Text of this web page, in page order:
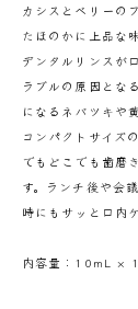
カシスとベリーの
たほのかに上品な味
デンタルリンスが
ラブルの原因とな
になるネバツキや
コンパクトサイズ
でもどこでも歯磨
す。ランチ後や会
時にもサッと口内
内容量：10mL ×